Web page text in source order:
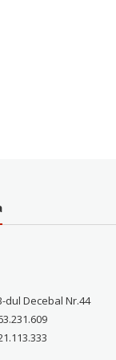
dul Decebal Nr.44